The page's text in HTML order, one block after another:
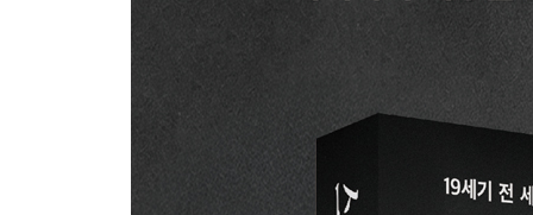
8. 오직 자신의 힘으로: 프랜시스 챈트리
10. 나는 무엇도 소홀히 하지 않았다: 니콜라 푸생
11. 양초 가게에서 오라토리오를 쓰다: 윌리엄 잭슨
12. 추운 밤의 작업실: 루카 델라 로비아
4장. 습관, 절제, 내면의 힘: “나는 나를 다스리고 있